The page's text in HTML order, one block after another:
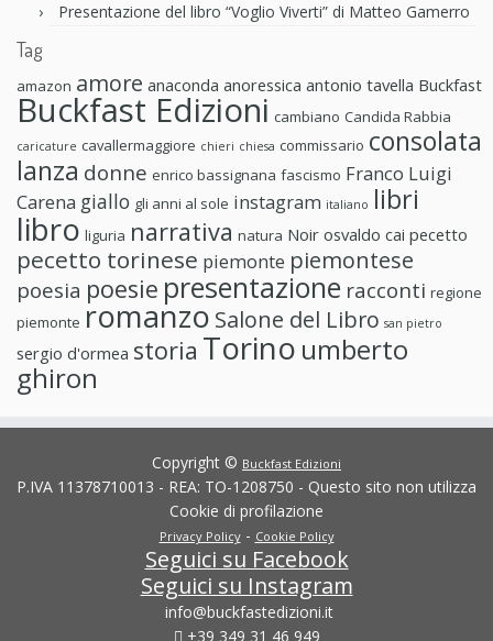
Presentazione del libro “Voglio Viverti” di Matteo Gamerro
Tag
amazon amore anaconda anoressica antonio tavella Buckfast
Buckfast Edizioni cambiano Candida Rabbia
caricature cavallermaggiore chieri chiesa commissario consolata
lanza donne enrico bassignana fascismo Franco Luigi
Carena giallo gli anni al sole instagram italiano libri
libro liguria narrativa natura Noir osvaldo cai pecetto
pecetto torinese piemonte piemontese
poesia poesie presentazione racconti regione
piemonte romanzo Salone del Libro san pietro
sergio d'ormea storia Torino umberto
ghiron
Copyright © Buckfast Edizioni
P.IVA 11378710013 - REA: TO-1208750 - Questo sito non utilizza
Cookie di profilazione
Privacy Policy- Cookie Policy
Seguici su Facebook
Seguici su Instagram
info@buckfastedizioni.it
+39 349 31 46 949